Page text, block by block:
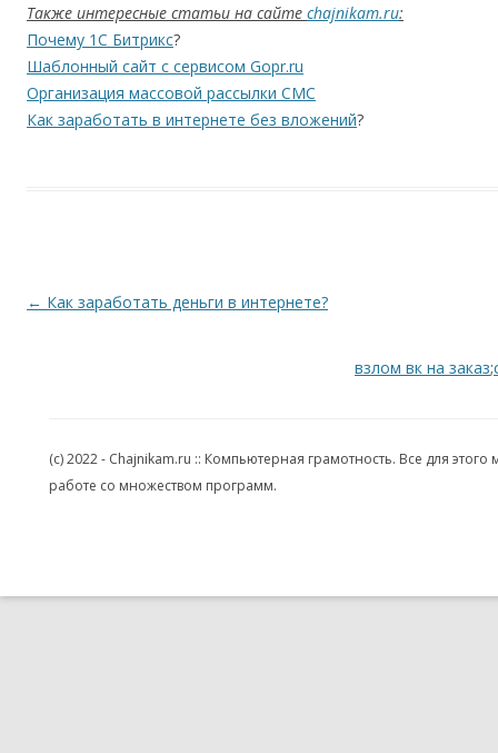
Также интересные статьи на сайте chajnikam.ru:
Почему 1С Битрикс?
Шаблонный сайт с сервисом Gopr.ru
Организация массовой рассылки СМС
Как заработать в интернете без вложений?
Навигация по записям
← Как заработать деньги в интернете?
взлом вк на заказ;
(c) 2022 - Chajnikam.ru :: Компьютерная грамотность. Все для
работе со множеством программ.